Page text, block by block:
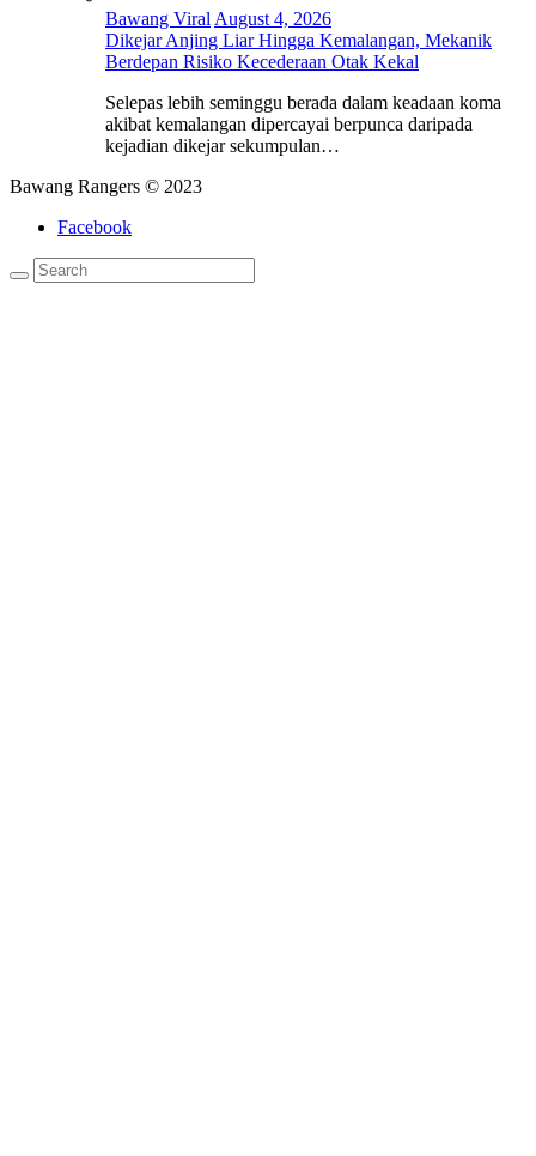
Bawang Viral August 4, 2026
Dikejar Anjing Liar Hingga Kemalangan, Mekanik
Berdepan Risiko Kecederaan Otak Kekal
Selepas lebih seminggu berada dalam keadaan koma
akibat kemalangan dipercayai berpunca daripada
kejadian dikejar sekumpulan…
Bawang Rangers © 2023
Facebook